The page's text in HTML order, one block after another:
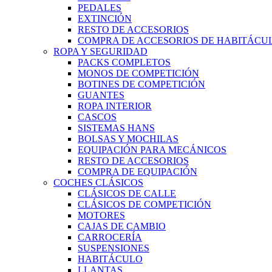
PEDALES
EXTINCIÓN
RESTO DE ACCESORIOS
COMPRA DE ACCESORIOS DE
ROPA Y SEGURIDAD
PACKS COMPLETOS
MONOS DE COMPETICIÓN
BOTINES DE COMPETICIÓN
GUANTES
ROPA INTERIOR
CASCOS
SISTEMAS HANS
BOLSAS Y MOCHILAS
EQUIPACIÓN PARA MECÁNICOS
RESTO DE ACCESORIOS
COMPRA DE EQUIPACIÓN
COCHES CLÁSICOS
CLÁSICOS DE CALLE
CLÁSICOS DE COMPETICIÓN
MOTORES
CAJAS DE CAMBIO
CARROCERÍA
SUSPENSIONES
HABITÁCULO
LLANTAS